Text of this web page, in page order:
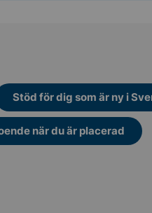
Stöd för dig som är ny i
när du är placerad